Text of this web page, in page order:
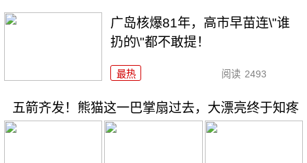
广岛核爆81年，高市早苗连\"谁
扔的\"都不敢提！
最热 阅读 2493
五箭齐发！熊猫这一巴掌扇过去，大漂亮终于知疼